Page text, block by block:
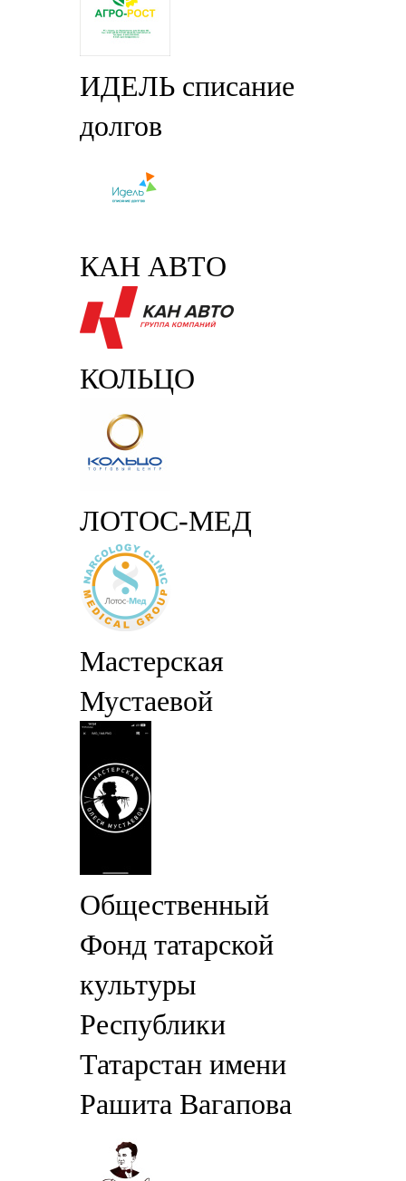
ИДЕЛЬ списание
долгов
КАН АВТО
КОЛЬЦО
ЛОТОС-МЕД
Мастерская
Мустаевой
Общественный
Фонд татарской
культуры
Республики
Татарстан имени
Рашита Вагапова